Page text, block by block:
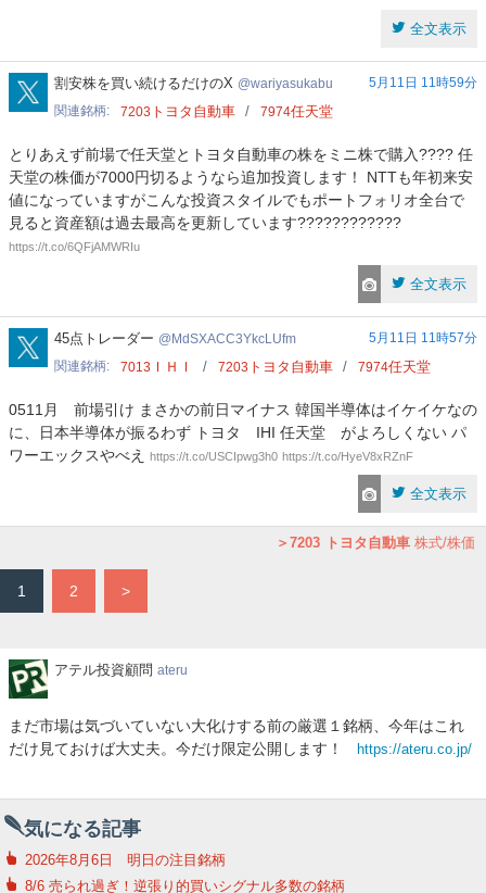
全文表示
wariyasukabu
割安株を買い続けるだけのX wariyasukabu
5月11日 11時59分
関連銘柄
7203 トヨタ自動車 7974任天堂
とりあえず前場で任天堂とトヨタ自動車の株をミニ株で購入???? 任
天堂の株価が7000円切るようなら追加投資します！ NTTも年初来安
値になっていますがこんな投資スタイルでもポートフォリオ全台で
見ると資産額は過去最高を更新しています????????????
https://t.co/6QFjAMWRIu
全文表示
MdSXACC3YkcLUfm
45点トレーダー MdSXACC3YkcLUfm
5月11日 11時57分
関連銘柄
7013 ＩＨＩ 7203 トヨタ自動車 7974任天堂
0511月 前場引け まさかの前日マイナス 韓国半導体はイケイケなの
に、日本半導体が振るわず トヨタ IHI 任天堂 がよろしくない パ
ワーエックスやべえ
https://t.co/USCIpwg3h0 https://t.co/HyeV8xRZnF
全文表示
7203 トヨタ自動車 株式/株価
1 2 >
ア
投
資
アテル投資顧問 ateru
まだ市場は気づいていない大化けする前の厳選１銘柄、今年はこれ
だけ見ておけば大丈夫。今だけ限定公開します！
https://ateru.co.jp/
気になる記事
2026年8月6日 明日の注目銘柄
8/6 売られ過ぎ！逆張り的買いシグナル多数の銘柄